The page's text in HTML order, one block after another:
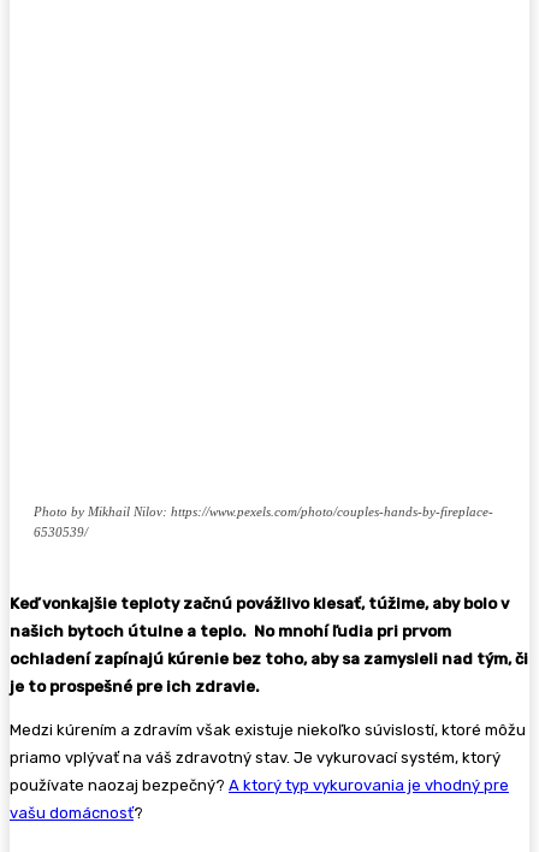
Photo by Mikhail Nilov: https://www.pexels.com/photo/couples-hands-by-fireplace-
6530539/
Keď vonkajšie teploty začnú povážlivo klesať, túžime, aby bolo v
našich bytoch útulne a teplo. No mnohí ľudia pri prvom
ochladení zapínajú kúrenie bez toho, aby sa zamysleli nad tým, či
je to prospešné pre ich zdravie.
Medzi kúrením a zdravím však existuje niekoľko súvislostí, ktoré môžu
priamo vplývať na váš zdravotný stav. Je vykurovací systém, ktorý
používate naozaj bezpečný? A ktorý typ vykurovania je vhodný pre
vašu domácnosť?